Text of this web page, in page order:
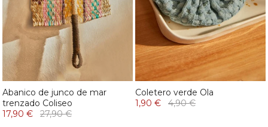
Abanico de junco de mar
trenzado Coliseo
17,90 €
27,90 €
Coletero verde Ola
1,90 €
4,90 €